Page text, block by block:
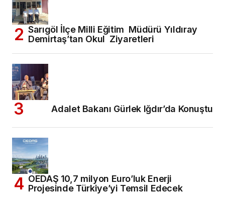
Sarıgöl İlçe Milli Eğitim Müdürü Yıldıray
Demirtaş’tan Okul Ziyaretleri
Adalet Bakanı Gürlek Iğdır’da Konuştu
OEDAŞ 10,7 milyon Euro’luk Enerji
Projesinde Türkiye’yi Temsil Edecek